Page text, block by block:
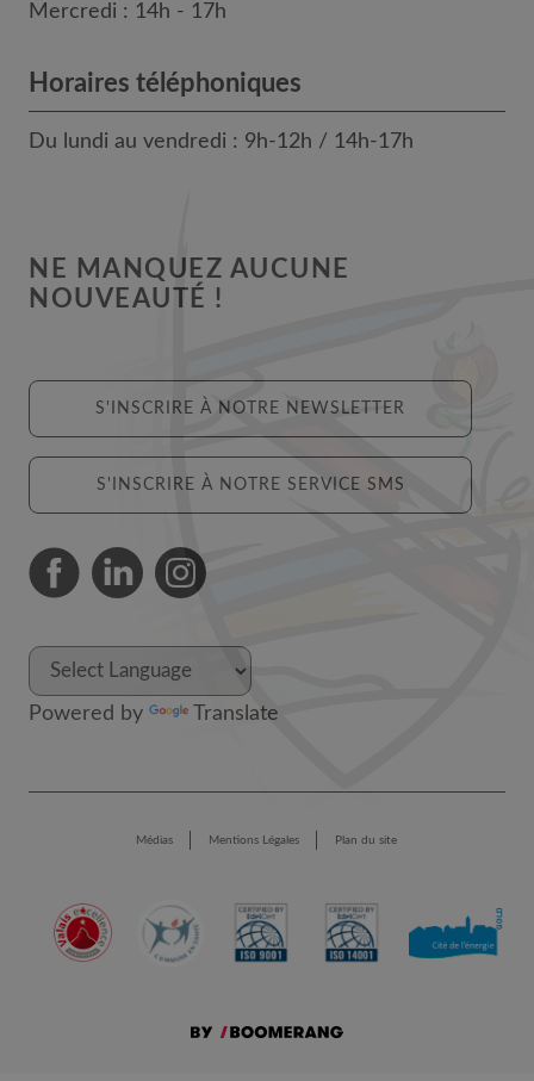
Mercredi : 14h - 17h
Horaires téléphoniques
Du lundi au vendredi : 9h-12h / 14h-17h
NE MANQUEZ AUCUNE
NOUVEAUTÉ !
S'INSCRIRE À NOTRE NEWSLETTER
S'INSCRIRE À NOTRE SERVICE SMS
Powered by Translate
Médias Mentions Légales Plan du site